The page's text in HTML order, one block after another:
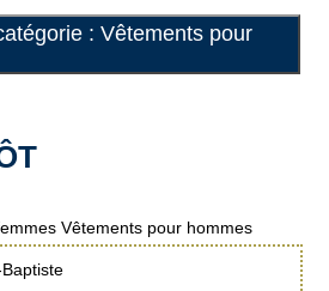
: Vêtements pour
Vêtements pour hommes